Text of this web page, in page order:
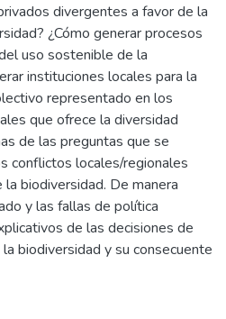
divergentes a favor de la
¿Cómo generar procesos
uso sostenible de la
instituciones locales para la
representado en los
que ofrece la diversidad
de las preguntas que se
conflictos locales/regionales
biodiversidad. De manera
y las fallas de política
de las decisiones de
biodiversidad y su consecuente